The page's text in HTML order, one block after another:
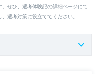
ぜひ、選考体験記の詳細ページにて
選考対策に役立ててください。